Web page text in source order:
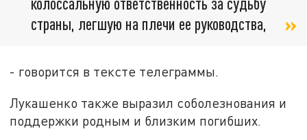
страны, легшую на плечи ее руководства,
- говорится в тексте телеграммы.
Лукашенко также выразил соболезнования и
поддержки родным и близким погибших.